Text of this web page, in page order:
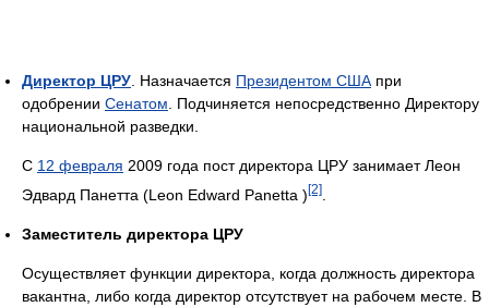
Директор ЦРУ . Назначается Президентом США при
одобрении Сенатом . Подчиняется непосредственно Директору
национальной разведки.
С 12 февраля 2009 года пост директора ЦРУ занимает Леон
Эдвард Панетта (Leon Edward Panetta )[2]
Заместитель директора ЦРУ
Осуществляет функции директора, когда должность директора
вакантна, либо когда директор отсутствует на рабочем месте. В